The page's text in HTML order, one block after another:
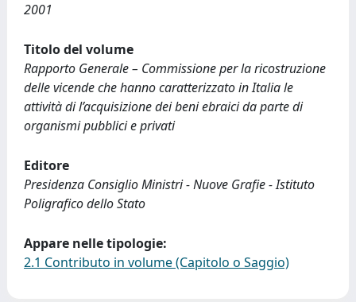
2001
Titolo del volume
Rapporto Generale – Commissione per la ricostruzione
delle vicende che hanno caratterizzato in Italia le
attività di l’acquisizione dei beni ebraici da parte di
organismi pubblici e privati
Editore
Presidenza Consiglio Ministri - Nuove Grafie - Istituto
Poligrafico dello Stato
Appare nelle tipologie:
2.1 Contributo in volume (Capitolo o Saggio)